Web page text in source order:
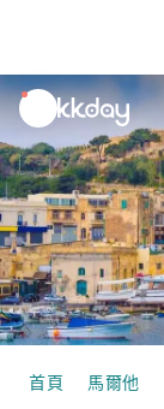
unread
notifications
首頁 馬爾他